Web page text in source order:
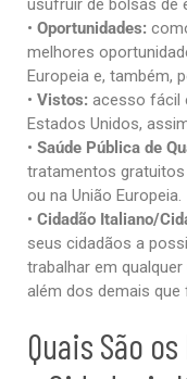
usufruir de bolsas de
• Oportunidades:
melhores
Europeia e, também,
• Vistos: acesso fácil
Estados Unidos,
• Saúde Pública de
tratamentos gratuitos
ou na União Europeia.
• Cidadão Italiano/
seus cidadãos a
trabalhar em
além dos demais que
Quais São